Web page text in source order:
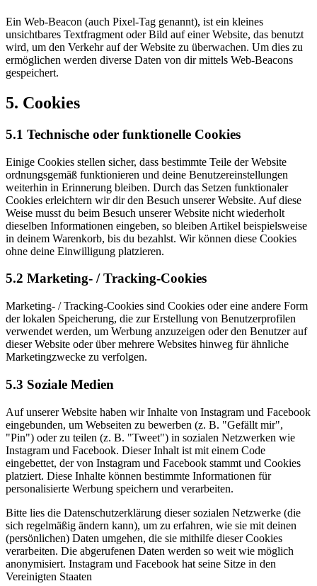
Ein Web-Beacon (auch Pixel-Tag genannt), ist ein kleines
unsichtbares Textfragment oder Bild auf einer Website, das benutzt
wird, um den Verkehr auf der Website zu überwachen. Um dies zu
ermöglichen werden diverse Daten von dir mittels Web-Beacons
gespeichert.
5. Cookies
5.1 Technische oder funktionelle Cookies
Einige Cookies stellen sicher, dass bestimmte Teile der Website
ordnungsgemäß funktionieren und deine Benutzereinstellungen
weiterhin in Erinnerung bleiben. Durch das Setzen funktionaler
Cookies erleichtern wir dir den Besuch unserer Website. Auf diese
Weise musst du beim Besuch unserer Website nicht wiederholt
dieselben Informationen eingeben, so bleiben Artikel beispielsweise
in deinem Warenkorb, bis du bezahlst. Wir können diese Cookies
ohne deine Einwilligung platzieren.
5.2 Marketing- / Tracking-Cookies
Marketing- / Tracking-Cookies sind Cookies oder eine andere Form
der lokalen Speicherung, die zur Erstellung von Benutzerprofilen
verwendet werden, um Werbung anzuzeigen oder den Benutzer auf
dieser Website oder über mehrere Websites hinweg für ähnliche
Marketingzwecke zu verfolgen.
5.3 Soziale Medien
Auf unserer Website haben wir Inhalte von Instagram und Facebook
eingebunden, um Webseiten zu bewerben (z. B. "Gefällt mir",
"Pin") oder zu teilen (z. B. "Tweet") in sozialen Netzwerken wie
Instagram und Facebook. Dieser Inhalt ist mit einem Code
eingebettet, der von Instagram und Facebook stammt und Cookies
platziert. Diese Inhalte können bestimmte Informationen für
personalisierte Werbung speichern und verarbeiten.
Bitte lies die Datenschutzerklärung dieser sozialen Netzwerke (die
sich regelmäßig ändern kann), um zu erfahren, wie sie mit deinen
(persönlichen) Daten umgehen, die sie mithilfe dieser Cookies
verarbeiten. Die abgerufenen Daten werden so weit wie möglich
anonymisiert. Instagram und Facebook hat seine Sitze in den
Vereinigten Staaten